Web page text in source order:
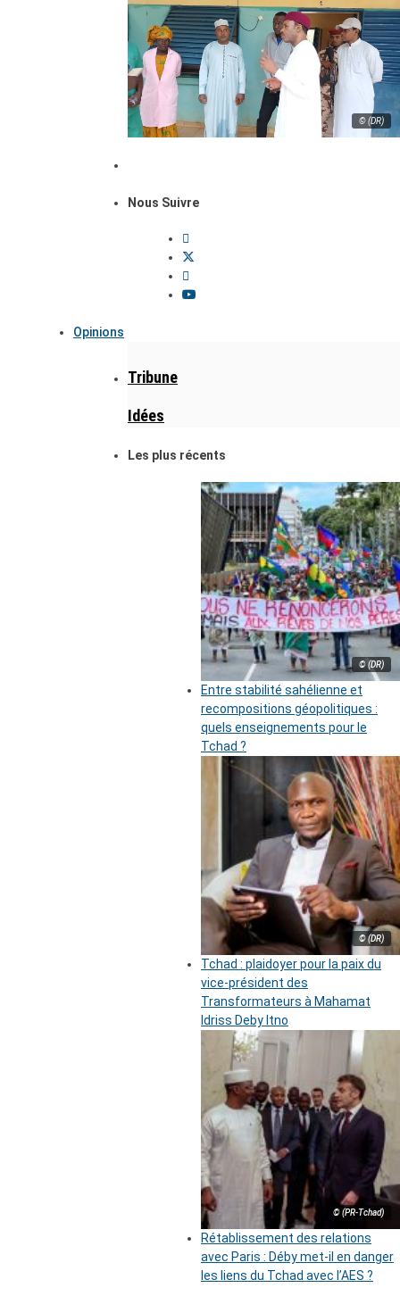
© (DR)
Nous Suivre
Opinions
Tribune
Idées
Les plus récents
© (DR)
Entre stabilité sahélienne et
recompositions géopolitiques :
quels enseignements pour le
Tchad ?
© (DR)
Tchad : plaidoyer pour la paix du
vice-président des
Transformateurs à Mahamat
Idriss Deby Itno
© (PR-Tchad)
Rétablissement des relations
avec Paris : Déby met-il en danger
les liens du Tchad avec l’AES ?